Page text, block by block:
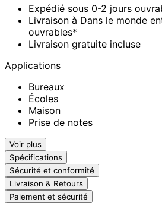
Expédié sous 0-2 jours
Livraison à Dans le monde
ouvrables*
Livraison gratuite incluse
Applications
Bureaux
Écoles
Maison
Prise de notes
Voir plus
Spécifications
Sécurité et conformité
Livraison & Retours
Paiement et sécurité